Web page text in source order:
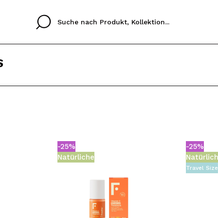
ICH
Durch die Erstellung
Einkäufe schnell
ESPAÑOL
-25%
Natürliche
-25%
Travel Size
colori